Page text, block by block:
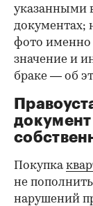
указанными
документах;
фото именно
значение и
браке — об
Покупка
не
нарушений